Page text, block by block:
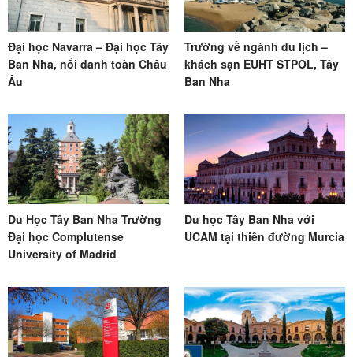
Đại học Navarra – Đại học Tây
Ban Nha, nổi danh toàn Châu
Âu
Trường về ngành du lịch –
khách sạn EUHT STPOL, Tây
Ban Nha
Du Học Tây Ban Nha Trường
Đại học Complutense
University of Madrid
Du học Tây Ban Nha với
UCAM tại thiên đường Murcia